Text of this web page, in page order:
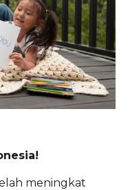
meningkat